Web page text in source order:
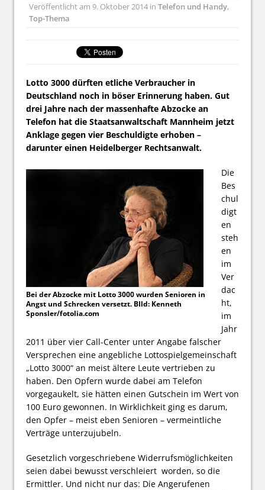
Veröffentlicht am 9. Oktober 2014 in Telefon und Handy,
Top-Thema
Lotto 3000 dürften etliche Verbraucher in
Deutschland noch in böser Erinnerung haben. Gut
drei Jahre nach der massenhafte Abzocke an
Telefon hat die Staatsanwaltschaft Mannheim jetzt
Anklage gegen vier Beschuldigte erhoben –
darunter einen Heidelberger Rechtsanwalt.
Bei der Abzocke mit Lotto 3000 wurden Senioren in
Angst und Schrecken versetzt. BIld: Kenneth
Sponsler/fotolia.com
Die
Bes
chul
digt
en
steh
en
im
Ver
dac
ht,
im
Jahr
2011 über vier Call-Center unter Angabe falscher
Versprechen eine angebliche Lottospielgemeinschaft
„Lotto 3000“ an meist ältere Leute vertrieben zu
haben. Den Opfern wurde dabei am Telefon
vorgegaukelt, sie hätten einen Gutschein im Wert von
100 Euro gewonnen. In Wirklichkeit ging es darum,
den Opfer – meist eben Senioren – vermeintliche
Verträge unterzujubeln.
Gesetzlich vorgeschriebene Widerrufsmöglichkeiten
seien dabei bewusst verschleiert worden, so die
Ermittler. Und nicht nur das: Die Angerufenen